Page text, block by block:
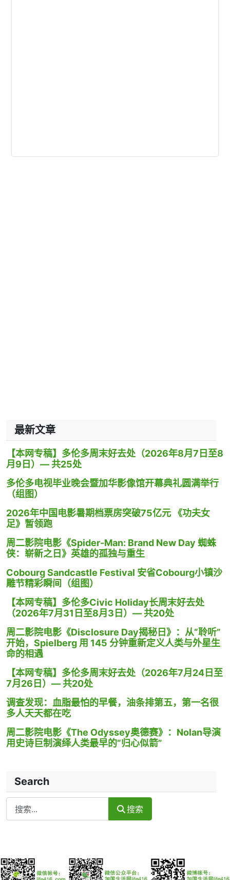
最新文章
【本网专稿】多伦多周末好去处（2026年8月7日至8
月9日）— 共25处
多伦多电视毕业晚会暨加华影像馆开幕典礼圆满举行
（组图）
2026年中国电影暑期档票房突破75亿元 《功夫女
足》暂领跑
周二影院电影《Spider-Man: Brand New Day 蜘蛛
侠：崭新之日》英雄的孤独与重生
Cobourg Sandcastle Festival 安省Cobourg小镇沙
雕节精彩瞬间（组图）
【本网专稿】多伦多Civic Holiday长周末好去处
（2026年7月31日至8月3日）— 共20处
周二影院电影《Disclosure Day揭秘日》：从“聆听”
开始，Spielberg 用 145 分钟重新定义人类与外星生
命的相遇
【本网专稿】多伦多周末好去处（2026年7月24日至
7月26日）— 共20处
调查发现：血脂最怕的早餐，油条排第五，第一名很
多人天天都在吃
周二影院电影《The Odyssey奥德赛》：Nolan导演
用史诗巨制演绎人类最早的“归心似箭”
Search
Search
搜索